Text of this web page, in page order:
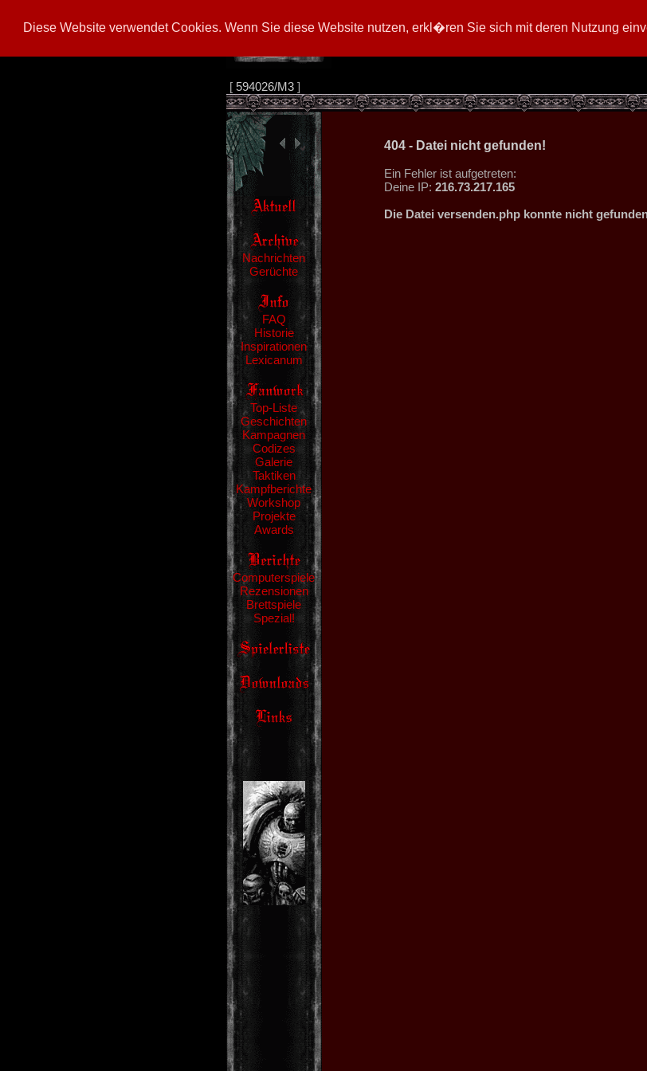
Diese Website verwendet Cookies. Wenn Sie diese Website nutzen, erkl�ren Sie sich mit deren Nutzung
[ 594026/M3]
Nachrichten
Gerüchte
FAQ
Historie
Inspirationen
Lexicanum
Top-Liste
Geschichten
Kampagnen
Codizes
Galerie
Taktiken
Kampfberichte
Workshop
Projekte
Awards
Computerspiele
Rezensionen
Brettspiele
Spezial!
404 - Datei nicht gefunden!
Ein Fehler ist aufgetreten:
Deine IP: 216.73.217.165
Die Datei versenden.php konnte nicht